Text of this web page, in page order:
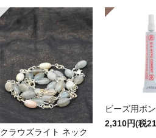
クラウズライト ネック
ビーズ用ボ
2,310円(税